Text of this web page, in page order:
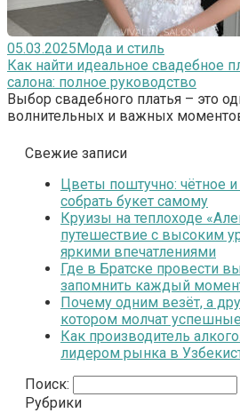
05.03.2025 Мода и стиль
Как найти идеальное свадебное
салона: полное руководство
Выбор свадебного платья – это
волнительных и важных
Свежие записи
Цветы поштучно: чётное и
собрать букет самому
Круизы на теплоходе
путешествие с высоким
яркими впечатлениями
Где в Братске провести
запомнить каждый
Почему одним везёт, а
котором молчат
Как производитель
лидером рынка в
Поиск:
Рубрики